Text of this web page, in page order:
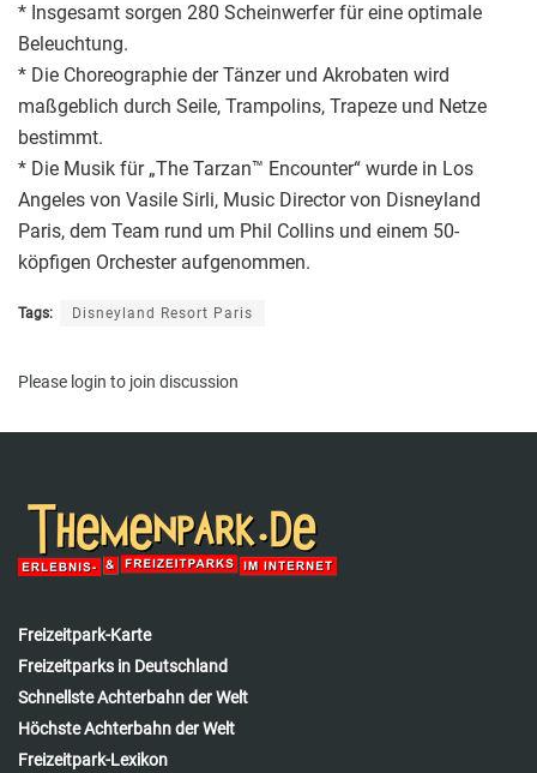
* Insgesamt sorgen 280 Scheinwerfer für eine optimale
Beleuchtung.
* Die Choreographie der Tänzer und Akrobaten wird
maßgeblich durch Seile, Trampolins, Trapeze und Netze
bestimmt.
* Die Musik für „The Tarzan™ Encounter“ wurde in Los
Angeles von Vasile Sirli, Music Director von Disneyland
Paris, dem Team rund um Phil Collins und einem 50-
köpfigen Orchester aufgenommen.
Tags: Disneyland Resort Paris
Please login to join discussion
Freizeitpark-Karte
Freizeitparks in Deutschland
Schnellste Achterbahn der Welt
Höchste Achterbahn der Welt
Freizeitpark-Lexikon